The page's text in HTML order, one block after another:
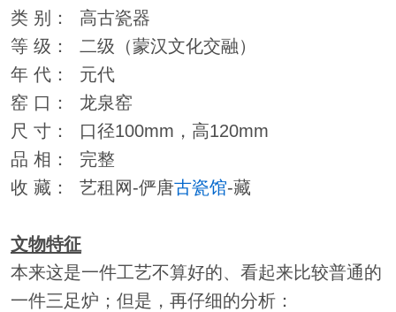
类 别： 高古瓷器
等 级： 二级（蒙汉文化交融）
年 代： 元代
窑 口： 龙泉窑
尺 寸： 口径100mm，高120mm
品 相： 完整
收 藏： 艺租网-俨唐古瓷馆-藏
文物特征
本来这是一件工艺不算好的、看起来比较普通的
一件三足炉；但是，再仔细的分析：